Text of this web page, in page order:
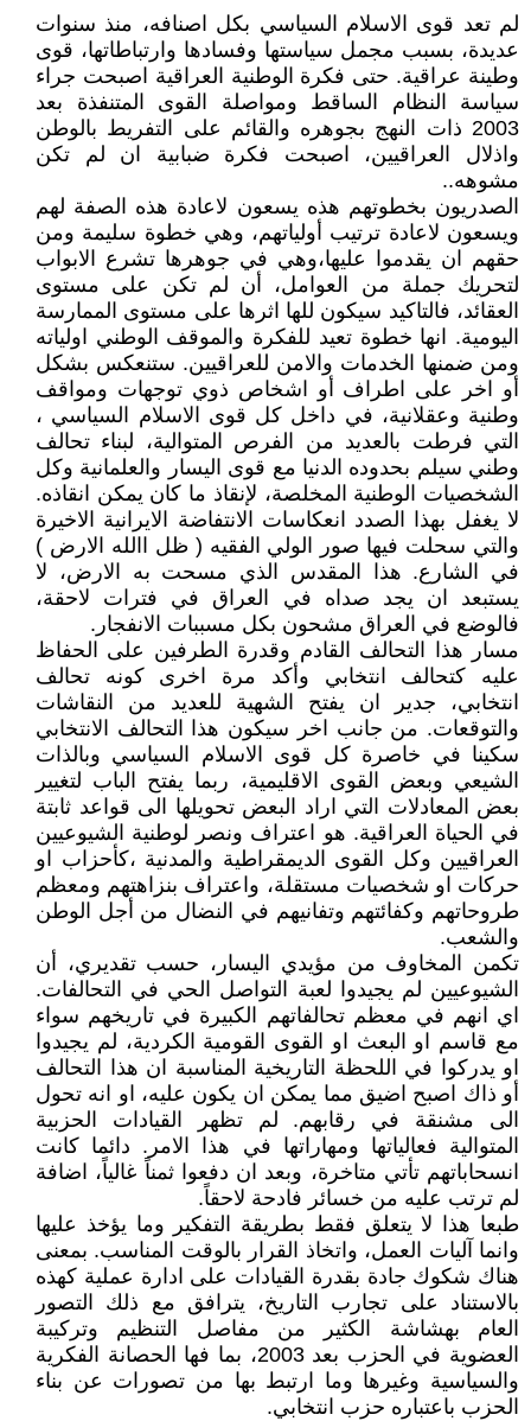
لم تعد قوى الاسلام السياسي بكل اصنافه، منذ سنوات
عديدة، بسبب مجمل سياستها وفسادها وارتباطاتها، قوى
وطينة عراقية. حتى فكرة الوطنية العراقية اصبحت جراء
سياسة النظام الساقط ومواصلة القوى المتنفذة بعد
2003 ذات النهج بجوهره والقائم على التفريط بالوطن
واذلال العراقيين، اصبحت فكرة ضبابية ان لم تكن
مشوهه..
الصدريون بخطوتهم هذه يسعون لاعادة هذه الصفة لهم
ويسعون لاعادة ترتيب أولياتهم، وهي خطوة سليمة ومن
حقهم ان يقدموا عليها،وهي في جوهرها تشرع الابواب
لتحريك جملة من العوامل، أن لم تكن على مستوى
العقائد، فالتاكيد سيكون للها اثرها على مستوى الممارسة
اليومية. انها خطوة تعيد للفكرة والموقف الوطني اولياته
ومن ضمنها الخدمات والامن للعراقيين. ستنعكس بشكل
أو اخر على اطراف أو اشخاص ذوي توجهات ومواقف
وطنية وعقلانية، في داخل كل قوى الاسلام السياسي ،
التي فرطت بالعديد من الفرص المتوالية، لبناء تحالف
وطني سيلم بحدوده الدنيا مع قوى اليسار والعلمانية وكل
الشخصيات الوطنية المخلصة، لإنقاذ ما كان يمكن انقاذه.
لا يغفل بهذا الصدد انعكاسات الانتفاضة الايرانية الاخيرة
والتي سحلت فيها صور الولي الفقيه ( ظل االله الارض )
في الشارع. هذا المقدس الذي مسحت به الارض، لا
يستبعد ان يجد صداه في العراق في فترات لاحقة،
فالوضع في العراق مشحون بكل مسببات الانفجار.
مسار هذا التحالف القادم وقدرة الطرفين على الحفاظ
عليه كتحالف انتخابي وأكد مرة اخرى كونه تحالف
انتخابي، جدير ان يفتح الشهية للعديد من النقاشات
والتوقعات. من جانب اخر سيكون هذا التحالف الانتخابي
سكينا في خاصرة كل قوى الاسلام السياسي وبالذات
الشيعي وبعض القوى الاقليمية، ربما يفتح الباب لتغيير
بعض المعادلات التي اراد البعض تحويلها الى قواعد ثابتة
في الحياة العراقية. هو اعتراف ونصر لوطنية الشيوعيين
العراقيين وكل القوى الديمقراطية والمدنية ،كأحزاب او
حركات او شخصيات مستقلة، واعتراف بنزاهتهم ومعظم
طروحاتهم وكفائتهم وتفانيهم في النضال من أجل الوطن
والشعب.
تكمن المخاوف من مؤيدي اليسار، حسب تقديري، أن
الشيوعيين لم يجيدوا لعبة التواصل الحي في التحالفات.
اي انهم في معظم تحالفاتهم الكبيرة في تاريخهم سواء
مع قاسم او البعث او القوى القومية الكردية، لم يجيدوا
او يدركوا في اللحظة التاريخية المناسبة ان هذا التحالف
أو ذاك اصبح اضيق مما يمكن ان يكون عليه، او انه تحول
الى مشنقة في رقابهم. لم تظهر القيادات الحزبية
المتوالية فعالياتها ومهاراتها في هذا الامر. دائما كانت
انسحاباتهم تأتي متاخرة، وبعد ان دفعوا ثمناً غالياً، اضافة
لم ترتب عليه من خسائر فادحة لاحقاً.
طبعا هذا لا يتعلق فقط بطريقة التفكير وما يؤخذ عليها
وانما آليات العمل، واتخاذ القرار بالوقت المناسب. بمعنى
هناك شكوك جادة بقدرة القيادات على ادارة عملية كهذه
بالاستناد على تجارب التاريخ، يترافق مع ذلك التصور
العام بهشاشة الكثير من مفاصل التنظيم وتركيبة
العضوية في الحزب بعد 2003، بما فها الحصانة الفكرية
والسياسية وغيرها وما ارتبط بها من تصورات عن بناء
الحزب باعتباره حزب انتخابي.